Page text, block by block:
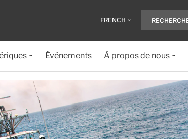
FRENCH
Événements À propos de nous